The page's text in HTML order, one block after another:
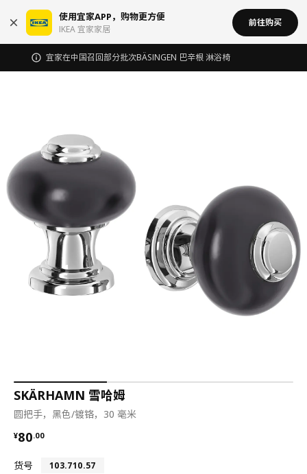
使用宜家APP，购物更方便
IKEA 宜家家居
前往购买
宜家在中国召回部分批次BÄSINGEN 巴辛根 淋浴椅
SKÄRHAMN 雪哈姆
圆把手，黑色/镀铬，30 毫米
¥80.00
¥ 80.00
货号 103.710.57